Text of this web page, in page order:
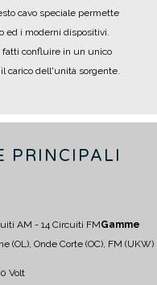
cavo speciale permette
ed i moderni dispositivi.
fatti confluire in un unico
carico dell'unità sorgente.
PRINCIPALI
AM - 14 Circuiti FMGamme
(OL), Onde Corte (OC), FM (UKW)
Volt